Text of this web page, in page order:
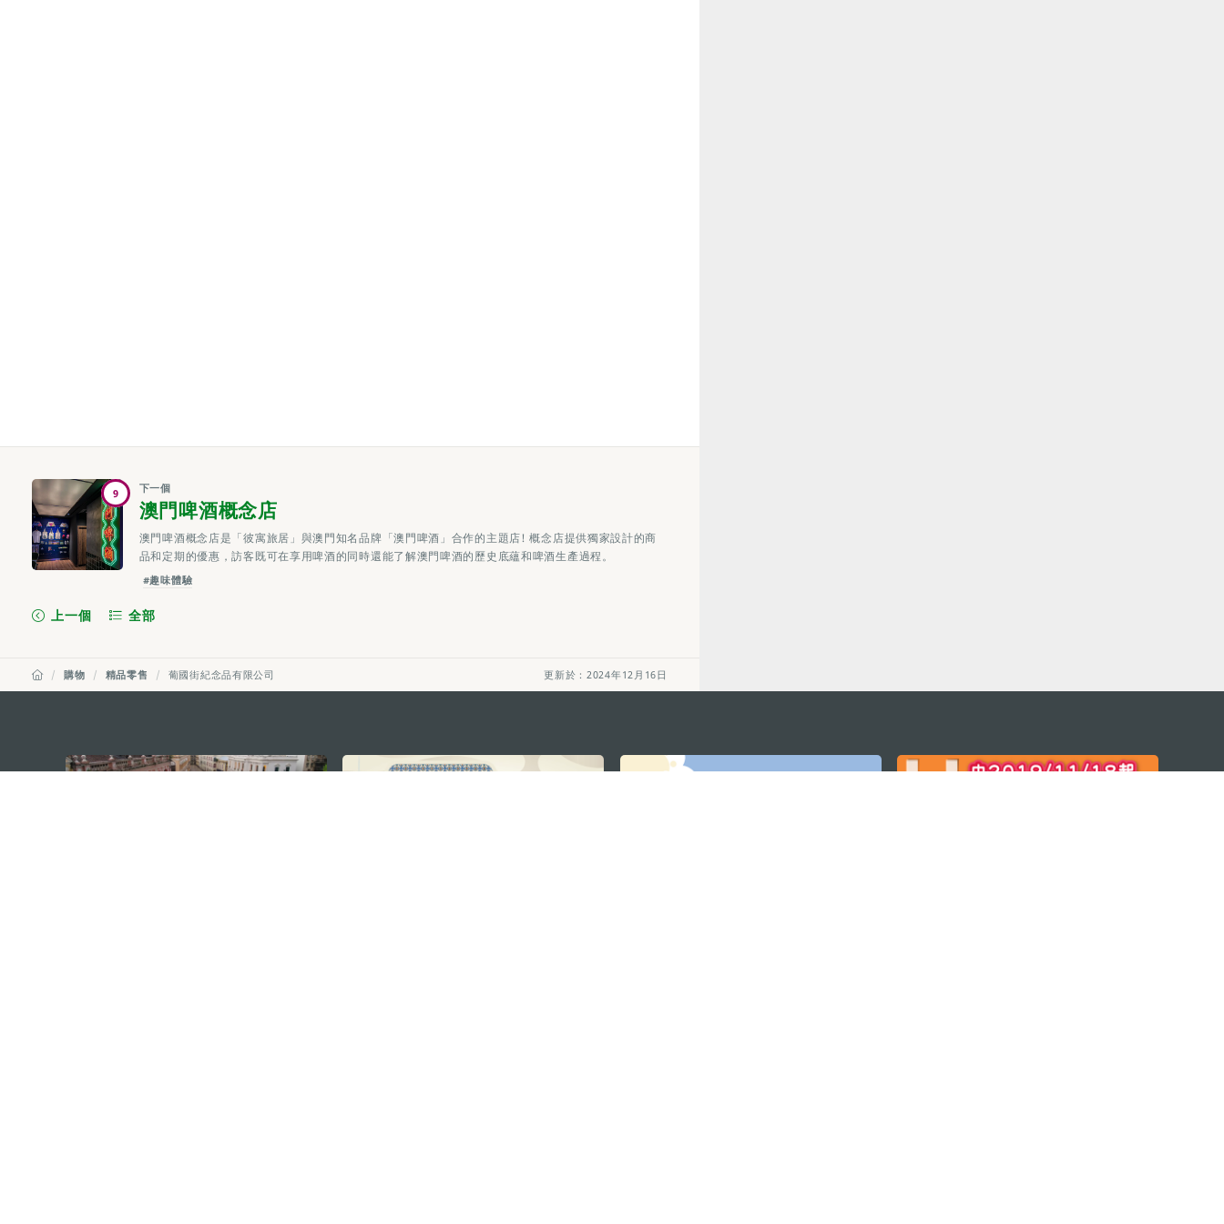
9 下一個
澳門啤酒概念店
澳門啤酒概念店是「彼寓旅居」與澳門知名品牌「澳門啤酒」合作的主題店! 概念店提供獨家設計的商
品和定期的優惠，訪客既可在享用啤酒的同時還能了解澳門啤酒的歷史底蘊和啤酒生產過程。
#趣味體驗
上一個 全部
更新於：2024年12月16日
購物 精品零售 葡國街紀念品有限公司
external links